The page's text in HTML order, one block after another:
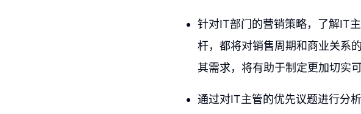
针对IT部门的营销策略，了解IT
杆，都将对销售周期和商业关系
其需求，将有助于制定更加切实
通过对IT主管的优先议题进行分